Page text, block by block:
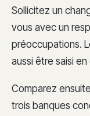
Sollicitez un
vous avec un
préoccupations.
aussi être saisi
Comparez
trois banques